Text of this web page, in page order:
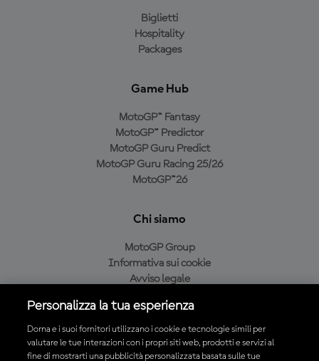
Biglietti
Hospitality
Packages
Game Hub
MotoGP™ Fantasy
MotoGP™ Predictor
MotoGP Guru Predict
MotoGP Guru Racing 25/26
MotoGP™26
Chi siamo
MotoGP Group
Informativa sui cookie
Avviso legale
Condizioni di acquisto
Personalizza la tua esperienza
Dorna e i suoi fornitori utilizzano i cookie e tecnologie simili per
valutare le tue interazioni con i propri siti web, prodotti e servizi al
fine di mostrarti una pubblicità personalizzata basata sulle tue